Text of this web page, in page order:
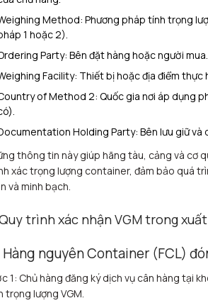
Method: Phương pháp tính trọng
1 hoặc 2).
Party: Bên đặt hàng hoặc người mua.
Facility: Thiết bị hoặc địa điểm thực
of Method 2: Quốc gia nơi áp dụng
Holding Party: Bên lưu giữ và
thông tin này giúp hãng tàu, cảng và cơ
xác trọng lượng container, đảm bảo quá
và minh bạch.
trình xác nhận VGM trong
Hàng nguyên Container (FCL)
1: Chủ hàng đăng ký dịch vụ cân hàng tại
trọng lượng VGM.